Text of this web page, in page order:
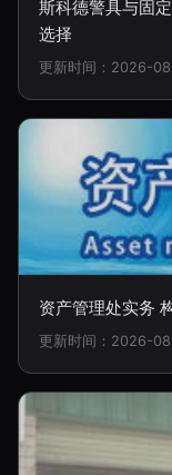
斯科德警具与固
选择
更新时间：2026-
资产管理处实务
更新时间：2026-